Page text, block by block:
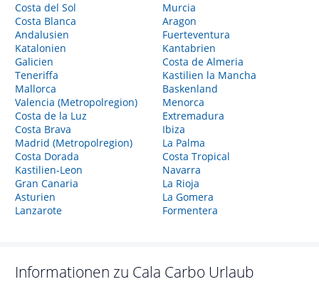
Costa del Sol
Costa Blanca
Andalusien
Katalonien
Galicien
Teneriffa
Mallorca
Valencia (Metropolregion)
Costa de la Luz
Costa Brava
Madrid (Metropolregion)
Costa Dorada
Kastilien-Leon
Gran Canaria
Asturien
Lanzarote
Murcia
Aragon
Fuerteventura
Kantabrien
Costa de Almeria
Kastilien la Mancha
Baskenland
Menorca
Extremadura
Ibiza
La Palma
Costa Tropical
Navarra
La Rioja
La Gomera
Formentera
Informationen zu Cala Carbo Urlaub